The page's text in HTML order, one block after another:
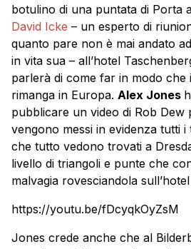
botulino di una puntata di Porta
David Icke – un esperto di
quanto pare non è mai andato
in vita sua – all’hotel
parlerà di come far in modo che
rimanga in Europa. Alex Jones
pubblicare un video di Rob Dew
vengono messi in evidenza tutti
che tutto vedono trovati a
livello di triangoli e punte che
malvagia rovesciandola
https://youtu.be/fDcyqkOyZsM
Jones crede anche che al